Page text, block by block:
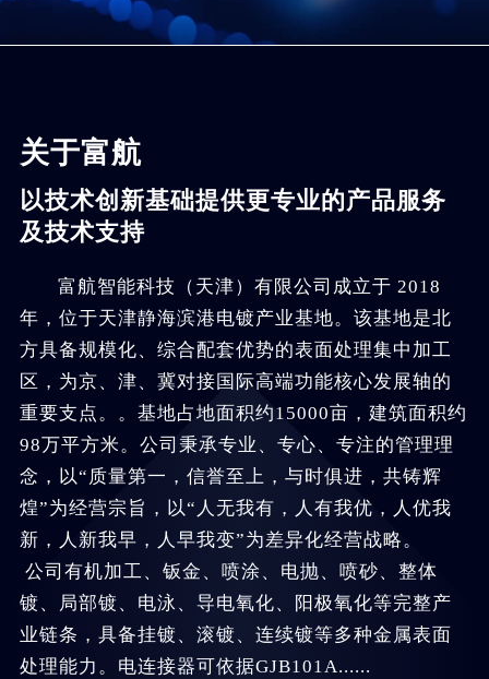
关于富航
以技术创新基础提供更专业的产品服务
及技术支持
富航智能科技（天津）有限公司成立于 2018
年，位于天津静海滨港电镀产业基地。该基地是北
方具备规模化、综合配套优势的表面处理集中加工
区，为京、津、冀对接国际高端功能核心发展轴的
重要支点。。基地占地面积约15000亩，建筑面积约
98万平方米。公司秉承专业、专心、专注的管理理
念，以“质量第一，信誉至上，与时俱进，共铸辉
煌”为经营宗旨，以“人无我有，人有我优，人优我
新，人新我早，人早我变”为差异化经营战略。
公司有机加工、钣金、喷涂、电抛、喷砂、整体
镀、局部镀、电泳、导电氧化、阳极氧化等完整产
业链条，具备挂镀、滚镀、连续镀等多种金属表面
处理能力。电连接器可依据GJB101A......